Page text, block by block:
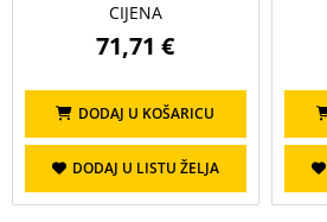
CIJENA
71,71 €
DODAJ U KOŠARICU
DODAJ U LISTU ŽELJA